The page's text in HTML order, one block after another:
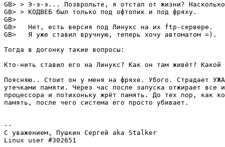
GB> > Э-э-э... Позврольте, я отстал от жизни?
GB> > КОДВЕБ был только под офтопик и под фряху.
GB>
GB>   Нет, есть версия под Линукс на их ftp-сервере.
GB>   Я уже ставил вручную, теперь хочу автоматом =).
Тогда в догонку такие вопросы:
Кто-нить ставил его на Линукс? Как он там живёт? Какой
Поясняю.. Стоит он у меня на фряхе. Убого. Страдает
утечками памяти. Через час после запуска отжирает все
процессора и потихоньку жрёт память. До тех пор, как
память, после чего система его просто убивает.
--
С уважением, Пушкин Сергей aka Stalker
Linux user #302651